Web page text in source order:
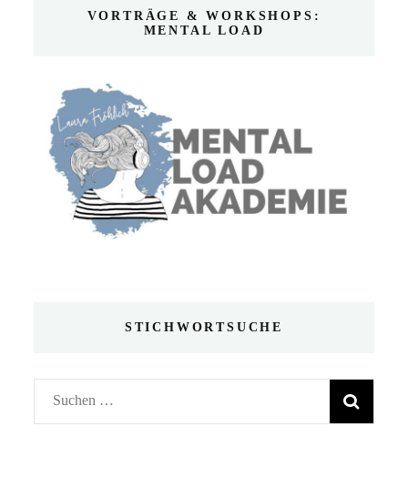
VORTRÄGE & WORKSHOPS:
MENTAL LOAD
STICHWORTSUCHE
Suchen
nach: